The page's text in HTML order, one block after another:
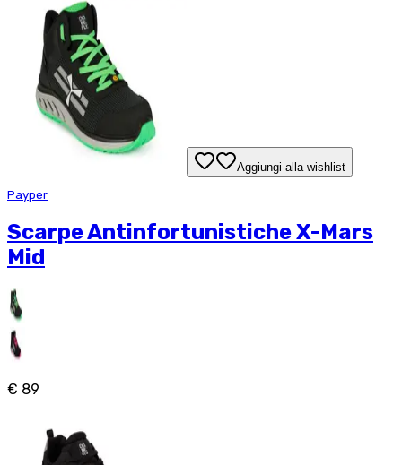
Aggiungi alla wishlist
Payper
Scarpe Antinfortunistiche X-Mars
Mid
€ 89